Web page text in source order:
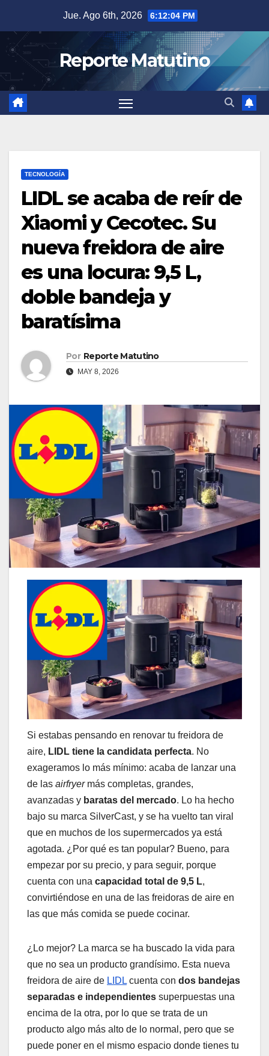
contenido
Jue. Ago 6th, 2026 6:12:05 PM
Reporte Matutino
TECNOLOGÍA
LIDL se acaba de reír de
Xiaomi y Cecotec. Su
nueva freidora de aire
es una locura: 9,5 L,
doble bandeja y
baratísima
Por Reporte Matutino
MAY 8, 2026
Si estabas pensando en renovar tu freidora de
aire, LIDL tiene la candidata perfecta. No
exageramos lo más mínimo: acaba de lanzar una
de las airfryermás completas, grandes,
avanzadas y baratas del mercado. Lo ha hecho
bajo su marca SilverCast, y se ha vuelto tan viral
que en muchos de los supermercados ya está
agotada. ¿Por qué es tan popular? Bueno, para
empezar por su precio, y para seguir, porque
cuenta con una capacidad total de 9,5 L,
convirtiéndose en una de las freidoras de aire en
las que más comida se puede cocinar.
¿Lo mejor? La marca se ha buscado la vida para
que no sea un producto grandísimo. Esta nueva
freidora de aire de LIDL cuenta con dos bandejas
separadas e independientes superpuestas una
encima de la otra, por lo que se trata de un
producto algo más alto de lo normal, pero que se
puede poner en el mismo espacio donde tienes tu